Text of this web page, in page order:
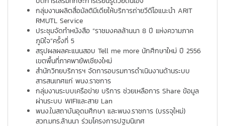
กลุ่มงานผลิตสื่อมัลติมีเดียให้บริการถ่ายวีดีโอแนะนำ ARIT
RMUTL Service
ประชุมจัดทำหนังสือ “ราชมงคลล้านนา 8 ปี แห่งความภาค
ภูมิใจ”ครั้งที่ 5
สรุปผลผลคะแนนสอบ Tell me more นักศึกษาใหม่ ปี 2556
เขตพื้นที่ภาคพายัพเชียงใหม่
สำนักวิทยบริการฯ จัดการอบรมการดำเนินงานด้านระบบ
สารสนเทศแก่ พนง.ราชการ
กลุ่มงานระบบเครือข่าย บริการ ช่วยเหลือการ Share ข้อมูล
ผ่านระบบ WIFIและสาย Lan
พนง.ในสถาบันอุดมศึกษา และพนง.ราชการ (บรรจุใหม่)
สวท.มทร.ล้านนา ร่วมโครงการปฐมนิเทศ